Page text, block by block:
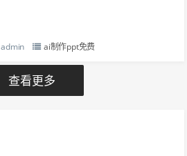
admin ai制作ppt免费
查看更多